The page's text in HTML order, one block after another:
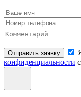
Отправить заявку
конфиденциальности